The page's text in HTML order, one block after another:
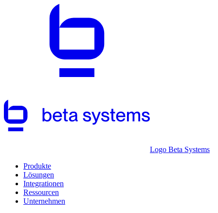
Logo Beta Systems
Produkte
Lösungen
Integrationen
Ressourcen
Unternehmen